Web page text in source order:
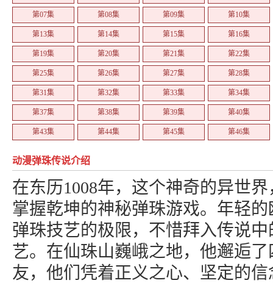
第07集 第08集 第09集 第10集
第13集 第14集 第15集 第16集
第19集 第20集 第21集 第22集
第25集 第26集 第27集 第28集
第31集 第32集 第33集 第34集
第37集 第38集 第39集 第40集
第43集 第44集 第45集 第46集
动漫弹珠传说介绍
在东历1008年，这个神奇的异世
掌握乾坤的神秘弹珠游戏。年轻
弹珠技艺的极限，不惜拜入传说
艺。在仙珠山巍峨之地，他邂逅
友，他们凭着正义之心、坚定的